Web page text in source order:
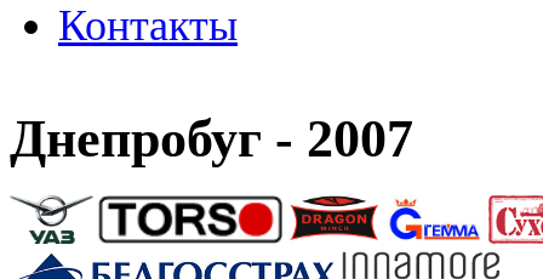
Контакты
Днепробуг - 2007